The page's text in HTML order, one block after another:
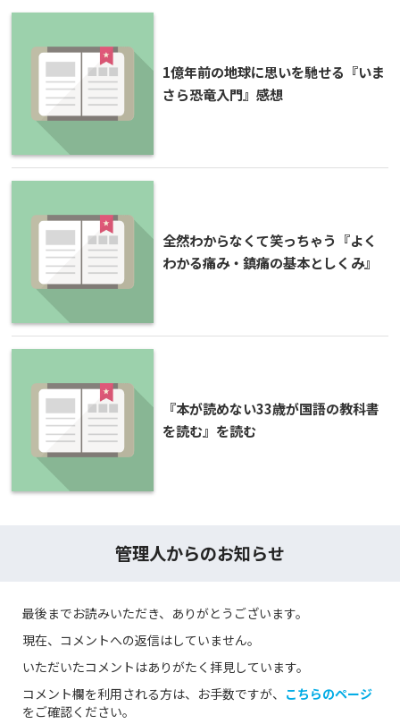
1億年前の地球に思いを馳せる『いま
さら恐竜入門』感想
全然わからなくて笑っちゃう『よく
わかる痛み・鎮痛の基本としくみ』
『本が読めない33歳が国語の教科書
を読む』を読む
管理人からのお知らせ
最後までお読みいただき、ありがとうございます。
現在、コメントへの返信はしていません。
いただいたコメントはありがたく拝見しています。
コメント欄を利用される方は、お手数ですが、 こちらのページ
をご確認ください。